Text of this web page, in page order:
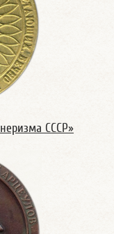
СССР»